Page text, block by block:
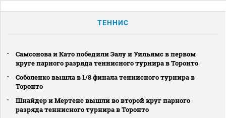
ТЕННИС
Самсонова и Като победили Эалу и Уильямс в первом
круге парного разряда теннисного турнира в Торонто
Соболенко вышла в 1/8 финала теннисного турнира в
Торонто
Шнайдер и Мертенс вышли во второй круг парного
разряда теннисного турнира в Торонто